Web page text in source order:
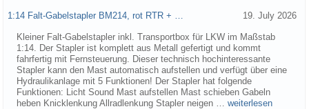
1:14 Falt-Gabelstapler BM214, rot RTR + … 19. July 2026
Kleiner Falt-Gabelstapler inkl. Transportbox für LKW im Maßstab
1:14. Der Stapler ist komplett aus Metall gefertigt und kommt
fahrfertig mit Fernsteuerung. Dieser technisch hochinteressante
Stapler kann den Mast automatisch aufstellen und verfügt über eine
Hydraulikanlage mit 5 Funktionen! Der Stapler hat folgende
Funktionen: Licht Sound Mast aufstellen Mast schieben Gabeln
heben Knicklenkung Allradlenkung Stapler neigen … weiterlesen